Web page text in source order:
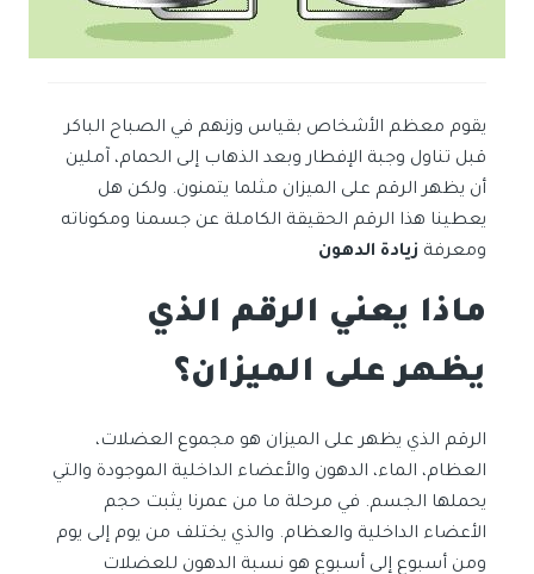
يقوم معظم الأشخاص بقياس وزنهم في الصباح الباكر
قبل تناول وجبة الإفطار وبعد الذهاب إلى الحمام، آملين
أن يظهر الرقم على الميزان مثلما يتمنون. ولكن هل
يعطينا هذا الرقم الحقيقة الكاملة عن جسمنا ومكوناته
ومعرفة زيادة الدهون
ماذا يعني الرقم الذي
يظهر على الميزان؟
الرقم الذي يظهر على الميزان هو مجموع العضلات،
العظام، الماء، الدهون والأعضاء الداخلية الموجودة والتي
يحملها الجسم. في مرحلة ما من عمرنا يثبت حجم
الأعضاء الداخلية والعظام. والذي يختلف من يوم إلى يوم
ومن أسبوع إلى أسبوع هو نسبة الدهون للعضلات